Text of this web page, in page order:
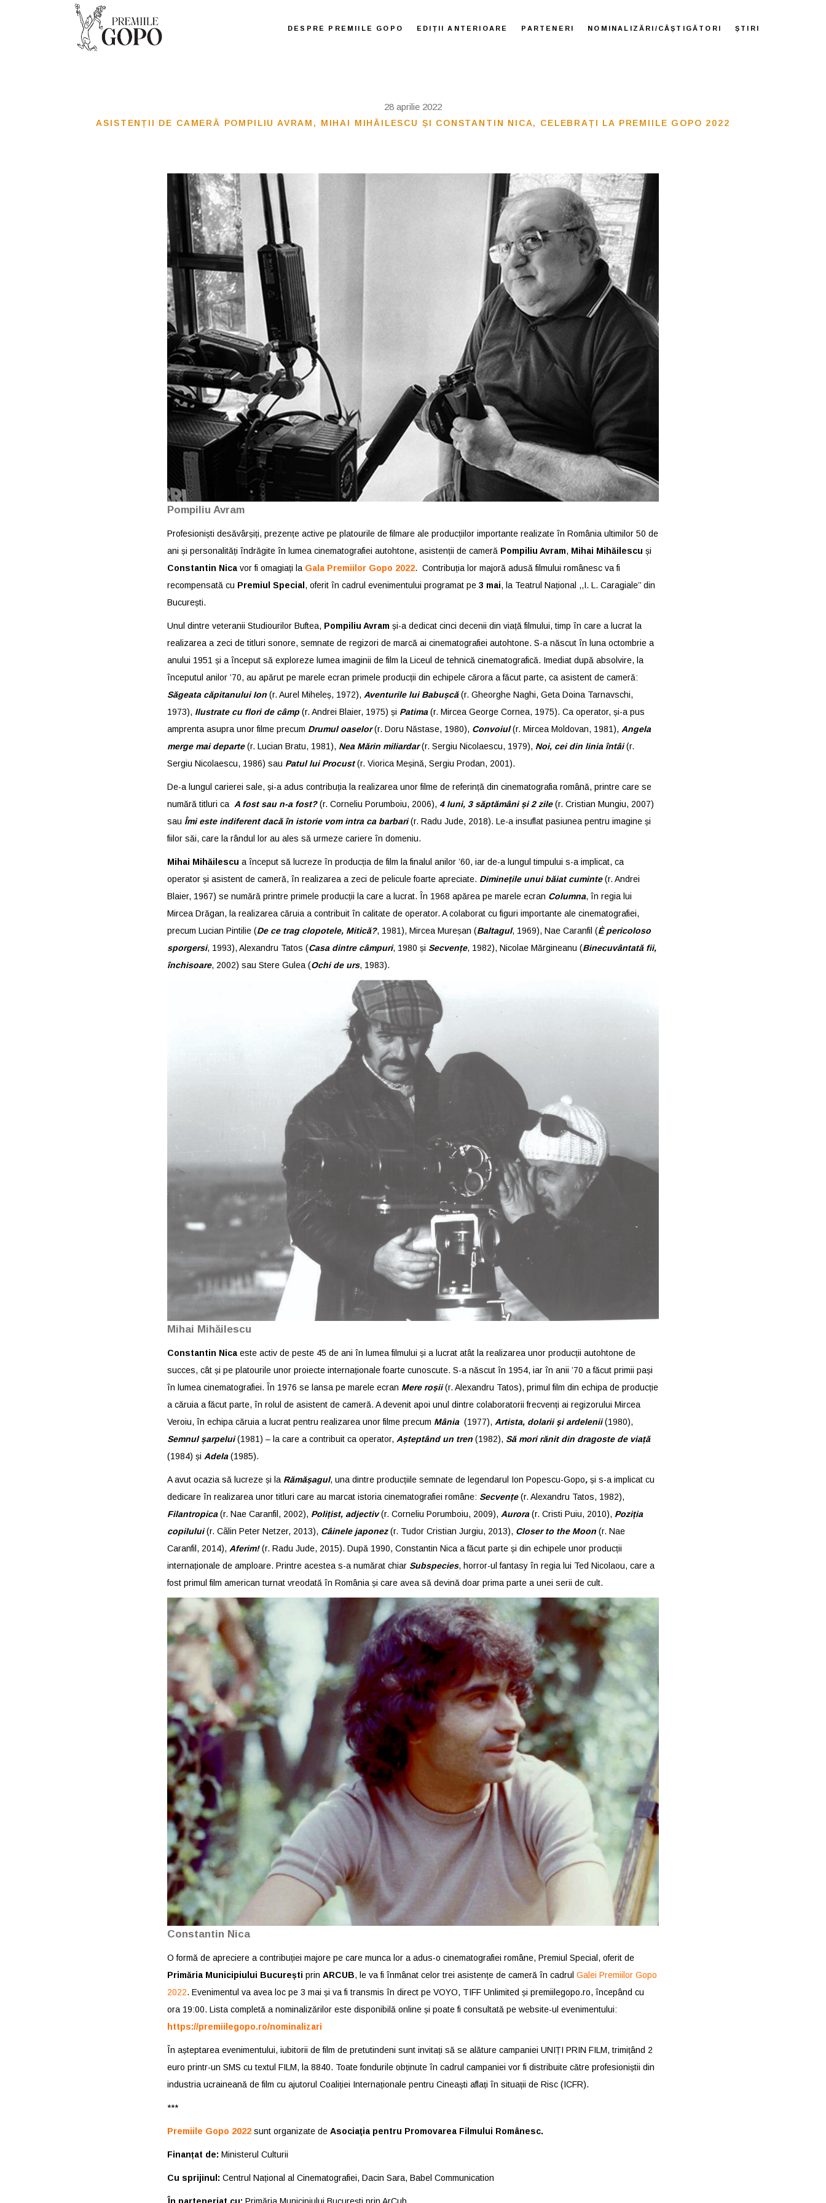
DESPRE PREMIILE GOPO EDIȚII ANTERIOARE PARTENERI NOMINALIZĂRI/CÂȘTIGĂTORI ȘTIRI
28 aprilie 2022
ASISTENȚII DE CAMERĂ POMPILIU AVRAM, MIHAI MIHĂILESCU ȘI CONSTANTIN NICA, CELEBRAȚI LA PREMIILE GOPO 2022
Pompiliu Avram
Profesioniști desăvârșiți, prezențe active pe platourile de filmare ale producțiilor importante realizate în România ultimilor 50 de
ani și personalități îndrăgite în lumea cinematografiei autohtone, asistenții de cameră Pompiliu Avram, Mihai Mihăilescu și
Constantin Nica vor fi omagiați la Gala Premiilor Gopo 2022. Contribuția lor majoră adusă filmului românesc va fi
recompensată cu Premiul Special , oferit în cadrul evenimentului programat pe 3 mai, la Teatrul Național ,,I. L. Caragiale’’ din
București.
Unul dintre veteranii Studiourilor Buftea, Pompiliu Avram și-a dedicat cinci decenii din viață filmului, timp în care a lucrat la
realizarea a zeci de titluri sonore, semnate de regizori de marcă ai cinematografiei autohtone. S-a născut în luna octombrie a
anului 1951 și a început să exploreze lumea imaginii de film la Liceul de tehnică cinematografică. Imediat după absolvire, la
începutul anilor ’70, au apărut pe marele ecran primele producții din echipele cărora a făcut parte, ca asistent de cameră:
Săgeata căpitanului Ion (r. Aurel Miheleș, 1972), Aventurile lui Babușcă (r. Gheorghe Naghi, Geta Doina Tarnavschi,
1973), Ilustrate cu flori de câmp (r. Andrei Blaier, 1975) și Patima(r. Mircea George Cornea, 1975). Ca operator, și-a pus
amprenta asupra unor filme precum Drumul oaselor(r. Doru Năstase, 1980), Convoiul(r. Mircea Moldovan, 1981), Angela
merge mai departe(r. Lucian Bratu, 1981), Nea Mărin miliardar(r. Sergiu Nicolaescu, 1979), Noi, cei din linia întâi(r.
Sergiu Nicolaescu, 1986) sau Patul lui Procust(r. Viorica Meșină, Sergiu Prodan, 2001).
De-a lungul carierei sale, și-a adus contribuția la realizarea unor filme de referință din cinematografia română, printre care se
numără titluri ca A fost sau n-a fost?(r. Corneliu Porumboiu, 2006), 4 luni, 3 săptămâni și 2 zile(r. Cristian Mungiu, 2007)
sau Îmi este indiferent dacă în istorie vom intra ca barbari(r. Radu Jude, 2018). Le-a insuflat pasiunea pentru imagine și
fiilor săi, care la rândul lor au ales să urmeze cariere în domeniu.
Mihai Mihăilescu a început să lucreze în producția de film la finalul anilor ’60, iar de-a lungul timpului s-a implicat, ca
operator și asistent de cameră, în realizarea a zeci de pelicule foarte apreciate. Diminețile unui băiat cuminte(r. Andrei
Blaier, 1967) se numără printre primele producții la care a lucrat. În 1968 apărea pe marele ecran Columna, în regia lui
Mircea Drăgan, la realizarea căruia a contribuit în calitate de operator. A colaborat cu figuri importante ale cinematografiei,
precum Lucian Pintilie (De ce trag clopotele, Mitică?, 1981), Mircea Mureșan (Baltagul, 1969), Nae Caranfil (È pericoloso
sporgersi, 1993), Alexandru Tatos (Casa dintre câmpuri, 1980 și Secvențe, 1982), Nicolae Mărgineanu (Binecuvântată fii,
închisoare, 2002) sau Stere Gulea (Ochi de urs, 1983).
Mihai Mihăilescu
Constantin Nica este activ de peste 45 de ani în lumea filmului și a lucrat atât la realizarea unor producții autohtone de
succes, cât și pe platourile unor proiecte internaționale foarte cunoscute. S-a născut în 1954, iar în anii ’70 a făcut primii pași
în lumea cinematografiei. În 1976 se lansa pe marele ecran Mere roșii(r. Alexandru Tatos), primul film din echipa de producție
a căruia a făcut parte, în rolul de asistent de cameră. A devenit apoi unul dintre colaboratorii frecvenți ai regizorului Mircea
Veroiu, în echipa căruia a lucrat pentru realizarea unor filme precum Mânia (1977), Artista, dolarii şi ardelenii(1980),
Semnul șarpelui(1981) – la care a contribuit ca operator, Așteptând un tren (1982), Să mori rănit din dragoste de viață
(1984) și Adela(1985).
A avut ocazia să lucreze și la Rămășagul, una dintre producțiile semnate de legendarul Ion Popescu-Gopo, și s-a implicat cu
dedicare în realizarea unor titluri care au marcat istoria cinematografiei române: Secvențe(r. Alexandru Tatos, 1982),
Filantropica(r. Nae Caranfil, 2002), Polițist, adjectiv(r. Corneliu Porumboiu, 2009), Aurora(r. Cristi Puiu, 2010), Poziția
copilului(r. Cãlin Peter Netzer, 2013), Câinele japonez(r. Tudor Cristian Jurgiu, 2013), Closer to the Moon (r. Nae
Caranfil, 2014), Aferim!(r. Radu Jude, 2015). După 1990, Constantin Nica a făcut parte și din echipele unor producții
internaționale de amploare. Printre acestea s-a numărat chiar Subspecies, horror-ul fantasy în regia lui Ted Nicolaou, care a
fost primul film american turnat vreodată în România și care avea să devină doar prima parte a unei serii de cult.
Constantin Nica
O formă de apreciere a contribuției majore pe care munca lor a adus-o cinematografiei române, Premiul Special, oferit de
Primăria Municipiului București prin ARCUB, le va fi înmânat celor trei asistențe de cameră în cadrul Galei Premiilor Gopo
2022. Evenimentul va avea loc pe 3 mai și va fi transmis în direct pe VOYO, TIFF Unlimited și premiilegopo.ro, începând cu
ora 19:00. Lista completă a nominalizărilor este disponibilă online și poate fi consultată pe website-ul evenimentului:
https://premiilegopo.ro/nominalizari
În așteptarea evenimentului, iubitorii de film de pretutindeni sunt invitați să se alăture campaniei UNIȚI PRIN FILM, trimițând 2
euro printr-un SMS cu textul FILM, la 8840. Toate fondurile obținute în cadrul campaniei vor fi distribuite către profesioniștii din
industria ucraineană de film cu ajutorul Coaliției Internaționale pentru Cineaști aflați în situații de Risc (ICFR).
***
Premiile Gopo 2022 sunt organizate de Asociaţia pentru Promovarea Filmului Românesc.
Finanțat de: Ministerul Culturii
Cu sprijinul: Centrul Național al Cinematografiei, Dacin Sara, Babel Communication